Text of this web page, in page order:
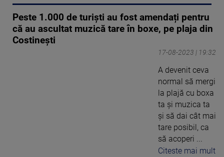
Peste 1.000 de turiști au fost amendați pentru
că au ascultat muzică tare în boxe, pe plaja din
Costinești
17-08-2023 | 19:32
A devenit ceva
normal să mergi
la plajă cu boxa
ta şi muzica ta
şi să dai cât mai
tare posibil, ca
să acoperi ...
Citeste mai mult